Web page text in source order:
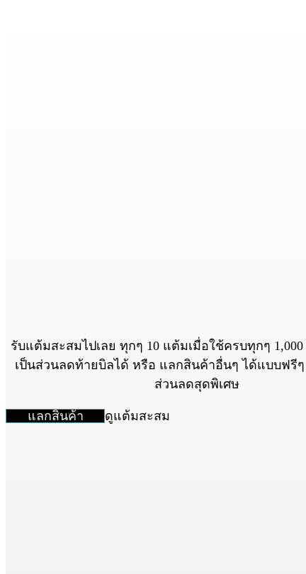
รับแต้มสะสมไปเลย ทุกๆ 10 แต้มเมื่อใช้ครบทุกๆ
เป็นส่วนลดท้ายบิลได้ หรือ แลกสินค้าอื่นๆ ได้แบบฟรี
ส่วนลดสุดพิเศษ
แลกสินค้า ดูแต้มสะสม